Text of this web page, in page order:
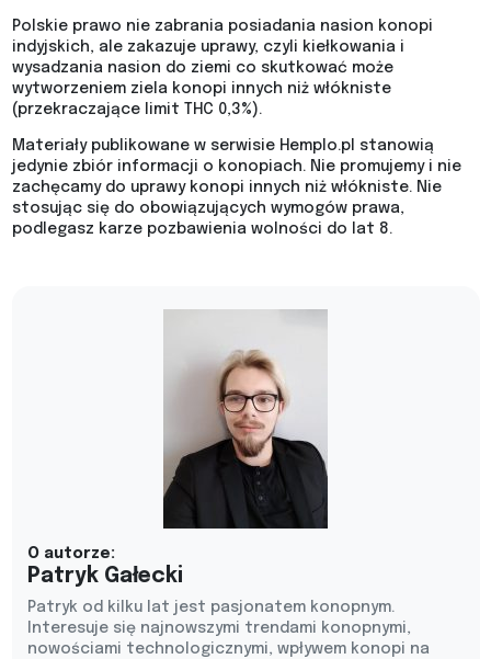
Polskie prawo nie zabrania posiadania nasion konopi
indyjskich, ale zakazuje uprawy, czyli kiełkowania i
wysadzania nasion do ziemi co skutkować może
wytworzeniem ziela konopi innych niż włókniste
(przekraczające limit THC 0,3%).
Materiały publikowane w serwisie Hemplo.pl stanowią
jedynie zbiór informacji o konopiach. Nie promujemy i nie
zachęcamy do uprawy konopi innych niż włókniste. Nie
stosując się do obowiązujących wymogów prawa,
podlegasz karze pozbawienia wolności do lat 8.
O autorze:
Patryk Gałecki
Patryk od kilku lat jest pasjonatem konopnym.
Interesuje się najnowszymi trendami konopnymi,
nowościami technologicznymi, wpływem konopi na